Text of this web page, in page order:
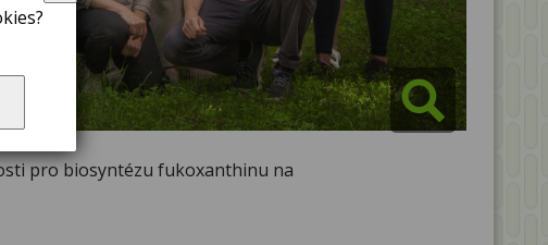
pro biosyntézu fukoxanthinu na